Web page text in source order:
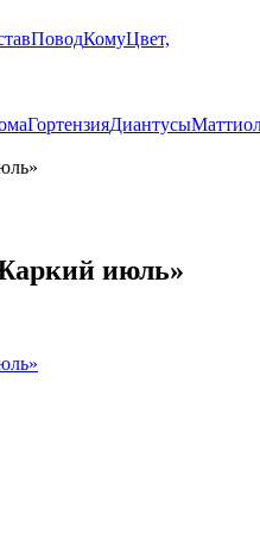
ПоводКомуЦвет,
ГортензияДиантусы
июль»